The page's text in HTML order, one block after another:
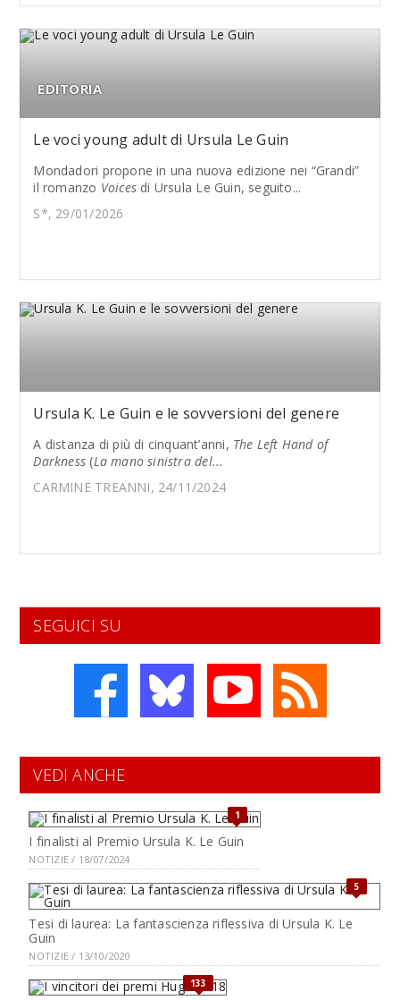
EDITORIA
Le voci young adult di Ursula Le Guin
Mondadori propone in una nuova edizione nei “Grandi”
il romanzo Voicesdi Ursula Le Guin, seguito...
S*, 29/01/2026
Ursula K. Le Guin e le sovversioni del genere
A distanza di più di cinquant’anni, The Left Hand of
Darkness (La mano sinistra del...
CARMINE TREANNI, 24/11/2024
SEGUICI SU
VEDI ANCHE
1
I finalisti al Premio Ursula K. Le Guin
NOTIZIE / 18/07/2024
5
Tesi di laurea: La fantascienza riflessiva di Ursula K. Le
Guin
NOTIZIE / 13/10/2020
133